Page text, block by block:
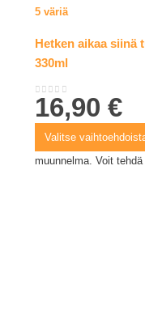
5 väriä
Hetken aikaa siinä
330ml
0out of 5
16,90€
Valitse
muunnelma. Voit